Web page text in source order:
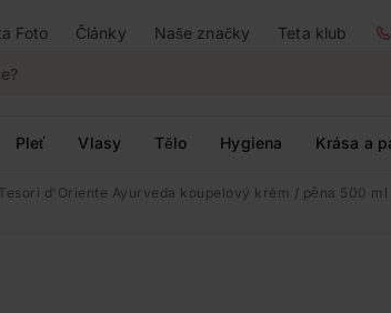
Foto Články Naše značky Teta klub
Pleť Vlasy Tělo Hygiena Krása a
Tesori d'Oriente Ayurveda koupelový krém / pěna 500 ml